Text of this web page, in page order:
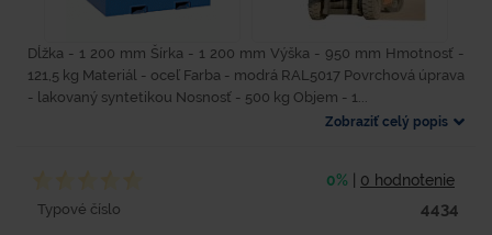
Dĺžka - 1 200 mm Šírka - 1 200 mm Výška - 950 mm Hmotnosť -
121,5 kg Materiál - oceľ Farba - modrá RAL5017 Povrchová úprava
- lakovaný syntetikou Nosnosť - 500 kg Objem - 1...
Zobraziť celý popis
0% 0 hodnotenie
Typové číslo 4434